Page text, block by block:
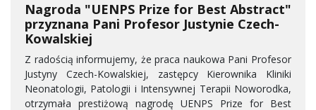
Nagroda "UENPS Prize for Best Abstract"
przyznana Pani Profesor Justynie Czech-
Kowalskiej
Z radością informujemy, że praca naukowa Pani Profesor
Justyny Czech-Kowalskiej, zastępcy Kierownika Kliniki
Neonatologii, Patologii i Intensywnej Terapii Noworodka,
otrzymała prestiżową nagrodę UENPS Prize for Best